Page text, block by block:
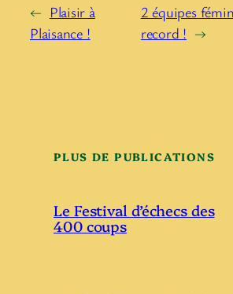
← Plaisir à
Plaisance !
2 équipes
record ! →
PLUS DE PUBLICATIONS
Le Festival d’échecs des
400 coups